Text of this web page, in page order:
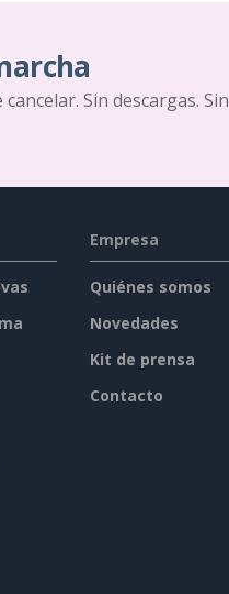
Sin descargas. Sin
Empresa
Quiénes somos
Novedades
Kit de prensa
Contacto